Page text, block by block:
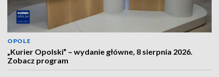
OPOLE
„Kurier Opolski” – wydanie główne, 8 sierpnia 2026.
Zobacz program